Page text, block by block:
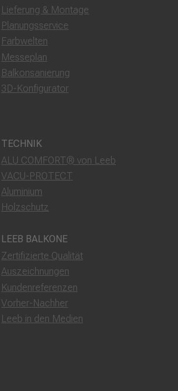
Lieferung & Montage
Planungsservice
Farbwelten
Messeplan
Balkonsanierung
3D-Konfigurator
TECHNIK
ALU COMFORT® von Leeb
VACU-PROTECT
Aluminium
Holzschutz
LEEB BALKONE
Zertifizierte Qualität
Auszeichnungen
Kundenreferenzen
Vorher-Nachher
Leeb in den Medien